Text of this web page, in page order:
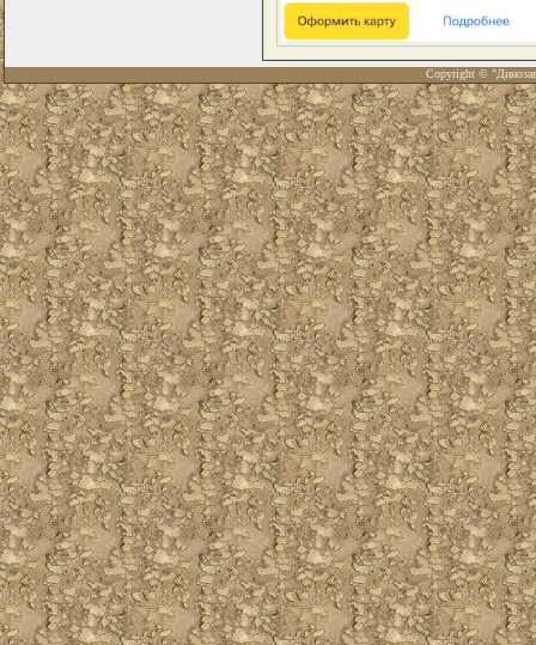
Copyright ©